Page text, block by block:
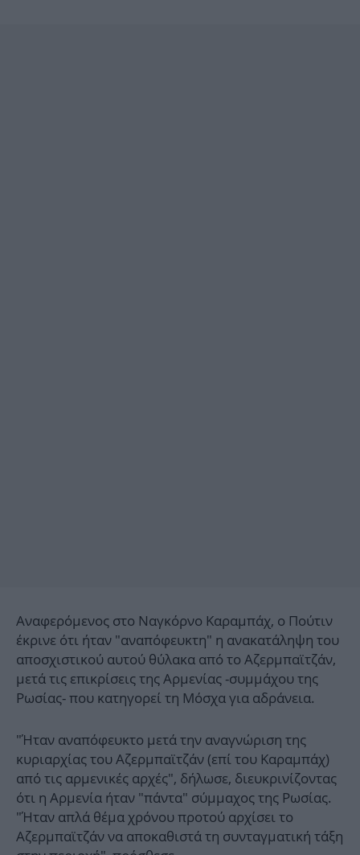
Αναφερόμενος στο Ναγκόρνο Καραμπάχ, ο Πούτιν
έκρινε ότι ήταν "αναπόφευκτη" η ανακατάληψη του
αποσχιστικού αυτού θύλακα από το Αζερμπαϊτζάν,
μετά τις επικρίσεις της Αρμενίας -συμμάχου της
Ρωσίας- που κατηγορεί τη Μόσχα για αδράνεια.
"Ήταν αναπόφευκτο μετά την αναγνώριση της
κυριαρχίας του Αζερμπαϊτζάν (επί του Καραμπάχ)
από τις αρμενικές αρχές", δήλωσε, διευκρινίζοντας
ότι η Αρμενία ήταν "πάντα" σύμμαχος της Ρωσίας.
"Ήταν απλά θέμα χρόνου προτού αρχίσει το
Αζερμπαϊτζάν να αποκαθιστά τη συνταγματική τάξη